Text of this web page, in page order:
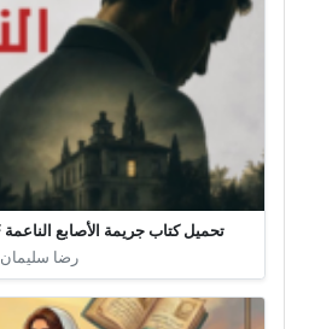
تحميل كتاب جريمة الأصابع الناعمة PDF رضا سليمان مجانا
رضا سليمان